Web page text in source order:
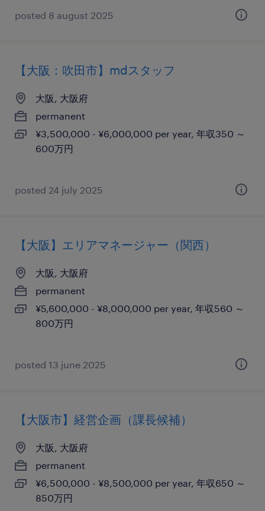
posted 8 august 2025
【大阪：吹田市】mdスタッフ
大阪, 大阪府
permanent
¥3,500,000 - ¥6,000,000 per year, 年収350 ～
600万円
posted 24 july 2025
【大阪】エリアマネージャー（関西）
大阪, 大阪府
permanent
¥5,600,000 - ¥8,000,000 per year, 年収560 ～
800万円
posted 13 june 2025
【大阪市】経営企画（課長候補）
大阪, 大阪府
permanent
¥6,500,000 - ¥8,500,000 per year, 年収650 ～
850万円